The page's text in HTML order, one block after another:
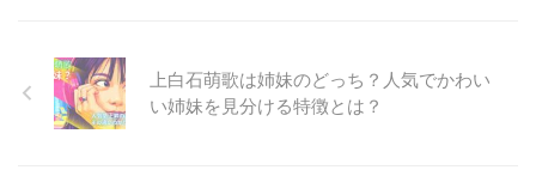
ル「ライオン・キング」で俳優デ
ビューされています。当時は野球
に夢中になっていた彼ですが、
上白石萌歌は姉妹のどっち？人気でかわい
い姉妹を見分ける特徴とは？